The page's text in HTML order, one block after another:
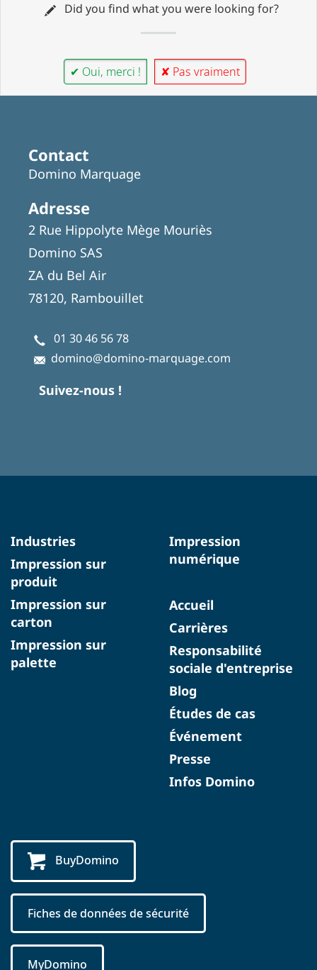
Did you find what you were looking for?
✔ Oui, merci ! ✘ Pas vraiment
Contact
Domino Marquage
Adresse
2 Rue Hippolyte Mège Mouriès
Domino SAS
ZA du Bel Air
78120, Rambouillet
01 30 46 56 78
domino@domino-marquage.com
Suivez-nous !
Industries
Impression sur
produit
Impression sur
carton
Impression sur
palette
Impression
numérique
Accueil
Carrières
Responsabilité
sociale d'entreprise
Blog
Études de cas
Événement
Presse
Infos Domino
BuyDomino
Fiches de données de sécurité
MyDomino